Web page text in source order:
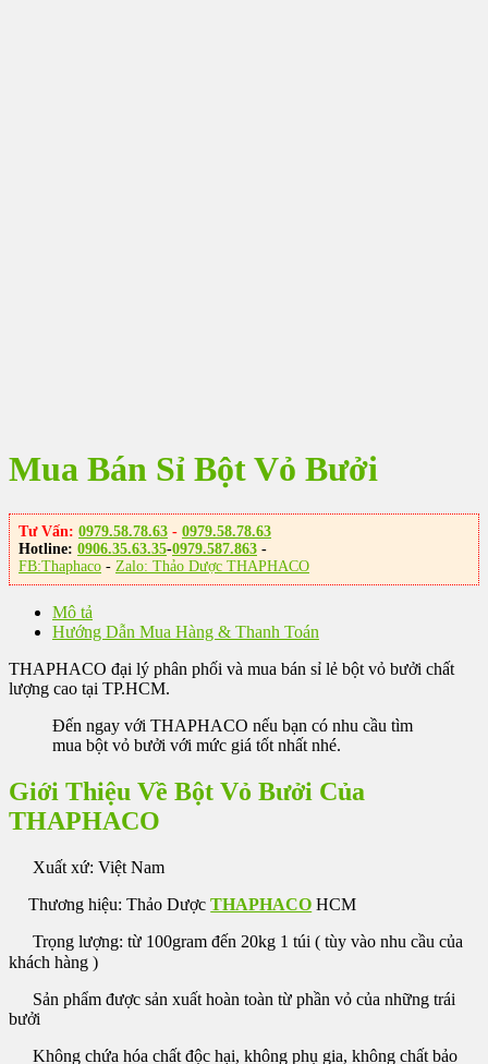
Mua Bán Sỉ Bột Vỏ Bưởi
Tư Vấn: 0979.58.78.63 - 0979.58.78.63
Hotline: 0906.35.63.35-0979.587.863 -
FB:Thaphaco - Zalo: Thảo Dược THAPHACO
Mô tả
Hướng Dẫn Mua Hàng & Thanh Toán
THAPHACO đại lý phân phối và mua bán sỉ lẻ bột vỏ bưởi chất
lượng cao tại TP.HCM.
Đến ngay với THAPHACO nếu bạn có nhu cầu tìm
mua bột vỏ bưởi với mức giá tốt nhất nhé.
Giới Thiệu Về Bột Vỏ Bưởi Của
THAPHACO
Xuất xứ: Việt Nam
Thương hiệu: Thảo DượcTHAPHACO HCM
Trọng lượng: từ 100gram đến 20kg 1 túi ( tùy vào nhu cầu của
khách hàng )
Sản phẩm được sản xuất hoàn toàn từ phần vỏ của những trái
bưởi
Không chứa hóa chất độc hại, không phụ gia, không chất bảo